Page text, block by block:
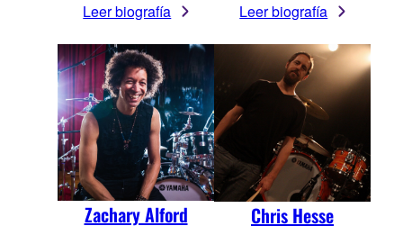
Leer biografía Leer biografía
Zachary Alford Chris Hesse